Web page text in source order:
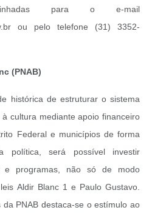
para o e-mail
ou pelo telefone (31) 3352-
(PNAB)
histórica de estruturar o sistema
cultura mediante apoio financeiro
Federal e municípios de forma
política, será possível investir
e programas, não só de modo
Aldir Blanc 1 e Paulo Gustavo.
PNAB destaca-se o estímulo ao